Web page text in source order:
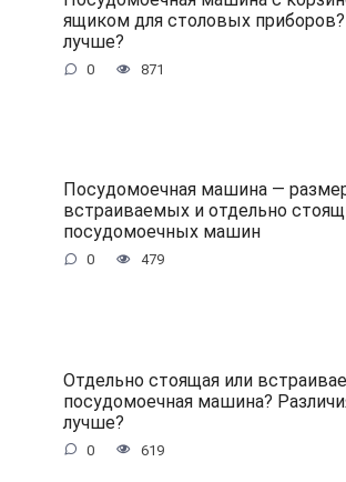
ящиком для столовых
лучше?
0 871
Посудомоечная машина —
встраиваемых и отдельно
посудомоечных машин
0 479
Отдельно стоящая или
посудомоечная машина?
лучше?
0 619